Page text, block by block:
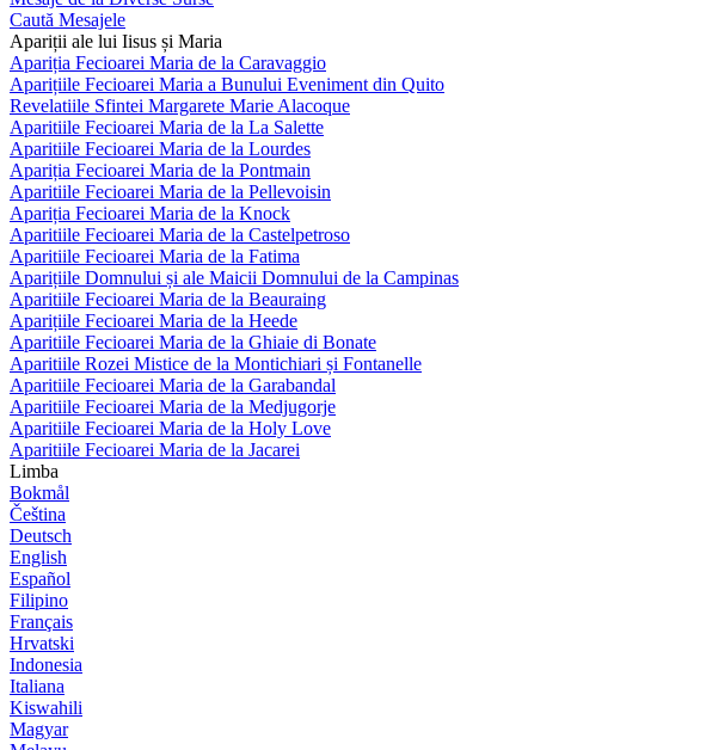
Caută Mesajele
Apariții ale lui Iisus și Maria
Apariția Fecioarei Maria de la Caravaggio
Aparițiile Fecioarei Maria a Bunului Eveniment din Quito
Revelatiile Sfintei Margarete Marie Alacoque
Aparitiile Fecioarei Maria de la La Salette
Aparitiile Fecioarei Maria de la Lourdes
Apariția Fecioarei Maria de la Pontmain
Aparitiile Fecioarei Maria de la Pellevoisin
Apariția Fecioarei Maria de la Knock
Aparitiile Fecioarei Maria de la Castelpetroso
Aparitiile Fecioarei Maria de la Fatima
Aparițiile Domnului și ale Maicii Domnului de la Campinas
Aparitiile Fecioarei Maria de la Beauraing
Aparițiile Fecioarei Maria de la Heede
Aparitiile Fecioarei Maria de la Ghiaie di Bonate
Aparitiile Rozei Mistice de la Montichiari și Fontanelle
Aparitiile Fecioarei Maria de la Garabandal
Aparitiile Fecioarei Maria de la Medjugorje
Aparitiile Fecioarei Maria de la Holy Love
Aparitiile Fecioarei Maria de la Jacarei
Limba
Bokmål
Čeština
Deutsch
English
Español
Filipino
Français
Hrvatski
Indonesia
Italiana
Kiswahili
Magyar